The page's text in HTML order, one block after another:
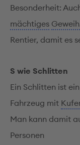
Besonderheit:
mächtiges
Rentier, damit es
S wie Schlitten
Ein Schlitten ist ein
Fahrzeug mit
Man kann damit
Personen